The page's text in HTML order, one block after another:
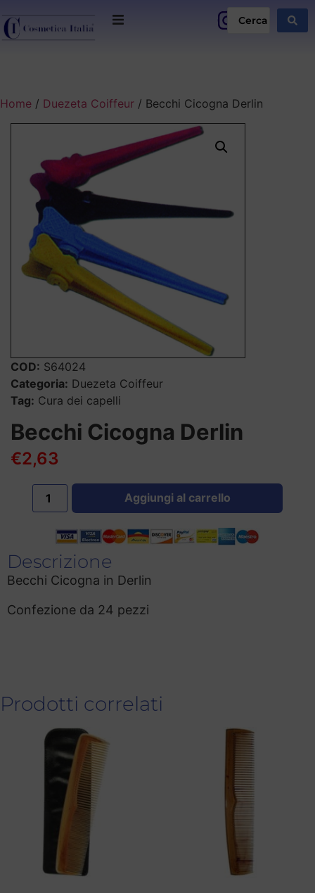
Home page
Chi siamo
Promozioni
Professionisti
Categorie
Contatti
Carrello
Account
Home / Duezeta Coiffeur / Becchi Cicogna Derlin
COD: S64024
Categoria: Duezeta Coiffeur
Tag: Cura dei capelli
Becchi Cicogna Derlin
€2,63
Aggiungi al carrello
Descrizione
Becchi Cicogna in Derlin
Confezione da 24 pezzi
Prodotti correlati